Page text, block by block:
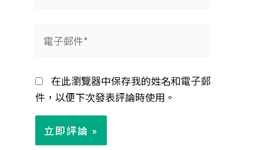
件
*
在此瀏覽器中保存我的姓名和電子郵
件，以便下次發表評論時使用。